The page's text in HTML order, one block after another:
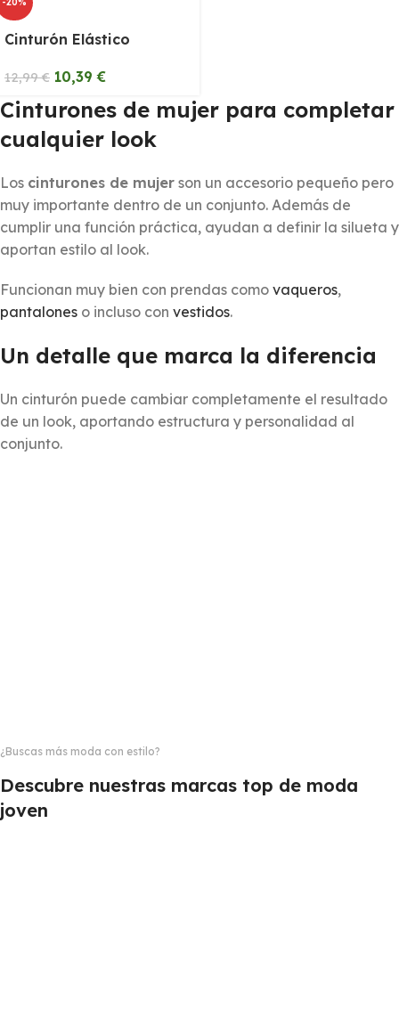
Cinturón Elástico
12,99€ 10,39€
Cinturones de mujer para completar
cualquier look
Los cinturones de mujer son un accesorio pequeño pero
muy importante dentro de un conjunto. Además de
cumplir una función práctica, ayudan a definir la silueta y
aportan estilo al look.
Funcionan muy bien con prendas como vaqueros,
pantalones o incluso con vestidos.
Un detalle que marca la diferencia
Un cinturón puede cambiar completamente el resultado
de un look, aportando estructura y personalidad al
conjunto.
¿Buscas más moda con estilo?
Descubre nuestras marcas top de moda
joven